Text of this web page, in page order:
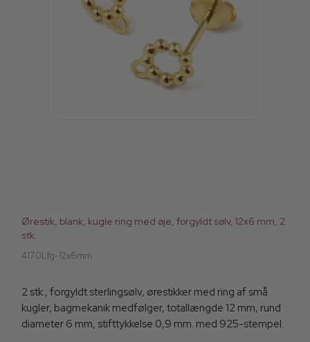
Ørestik, blank, kugle ring med øje, forgyldt sølv, 12x6 mm, 2
stk.
4170Lfg-12x6mm
2 stk., forgyldt sterlingsølv, ørestikker med ring af små
kugler, bagmekanik medfølger, totallængde 12 mm, rund
diameter 6 mm, stifttykkelse 0,9 mm. med 925-stempel.